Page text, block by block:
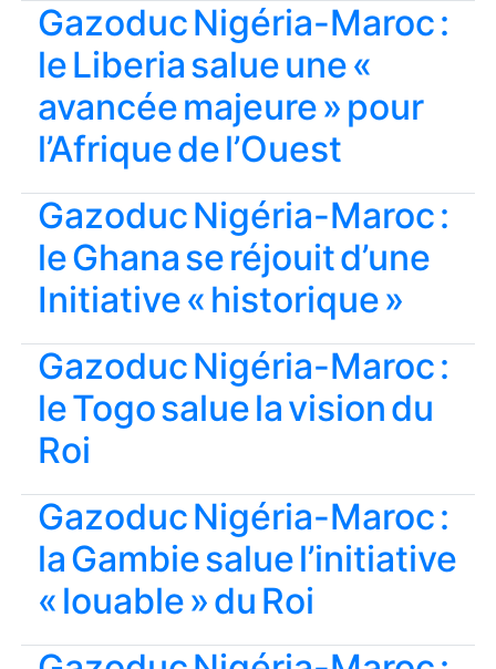
Gazoduc Nigéria-Maroc :
le Liberia salue une «
avancée majeure » pour
l’Afrique de l’Ouest
Gazoduc Nigéria-Maroc :
le Ghana se réjouit d’une
Initiative « historique »
Gazoduc Nigéria-Maroc :
le Togo salue la vision du
Roi
Gazoduc Nigéria-Maroc :
la Gambie salue l’initiative
« louable » du Roi